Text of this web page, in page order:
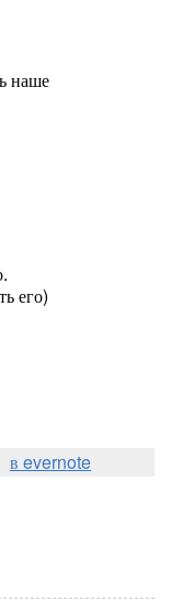
наше
его)
в evernote